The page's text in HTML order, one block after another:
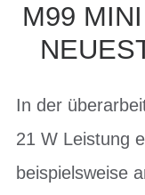
M99
In der
21 W Leistung
beispielsweise